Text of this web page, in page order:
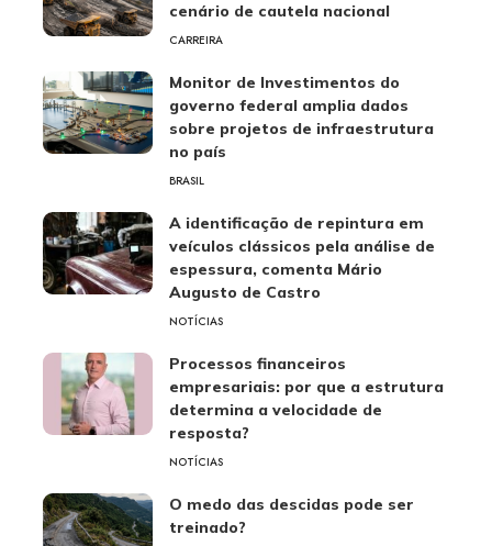
cenário de cautela nacional
CARREIRA
Monitor de Investimentos do
governo federal amplia dados
sobre projetos de infraestrutura
no país
BRASIL
A identificação de repintura em
veículos clássicos pela análise de
espessura, comenta Mário
Augusto de Castro
NOTÍCIAS
Processos financeiros
empresariais: por que a estrutura
determina a velocidade de
resposta?
NOTÍCIAS
O medo das descidas pode ser
treinado?